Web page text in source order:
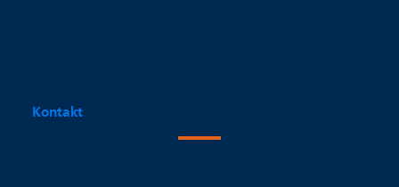
Kontakt